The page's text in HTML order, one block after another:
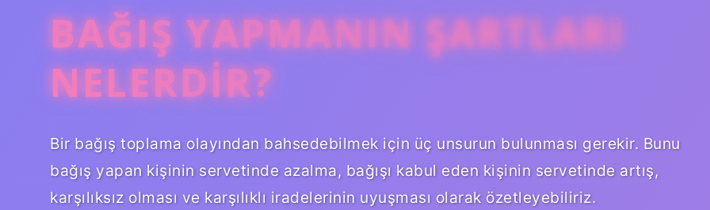
BAĞIŞ YAPMANIN ŞARTLARI
NELERDIR?
Bir bağış toplama olayından bahsedebilmek için üç unsurun bulunması gerekir. Bunu
bağış yapan kişinin servetinde azalma, bağışı kabul eden kişinin servetinde artış,
karşılıksız olması ve karşılıklı iradelerinin uyuşması olarak özetleyebiliriz.